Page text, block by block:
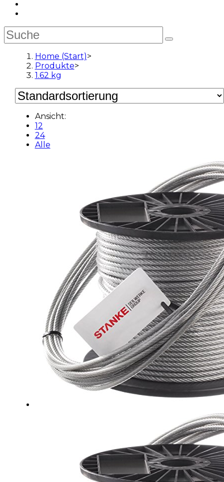
Home (Start)>
Produkte>
1.62 kg
Ansicht:
12
24
Alle